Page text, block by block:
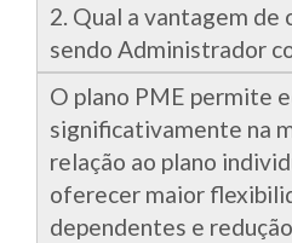
2. Qual a vantagem
sendo Administrador
O plano PME permite
significativamente na
relação ao plano
oferecer maior
dependentes e